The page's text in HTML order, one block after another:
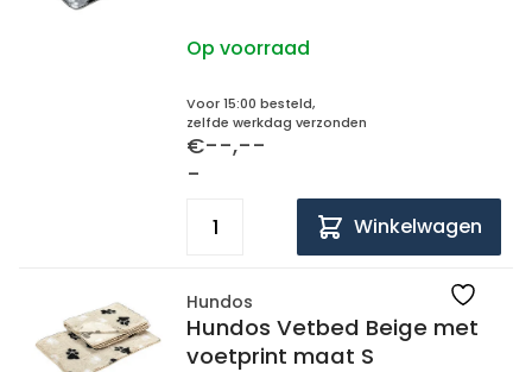
Op voorraad
Voor 15:00 besteld,
zelfde werkdag verzonden
€--,--
-
Winkelwagen
Hundos
Hundos Vetbed Beige met
voetprint maat S